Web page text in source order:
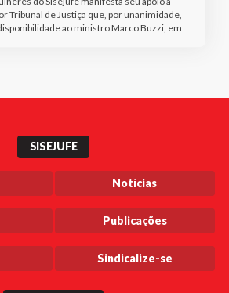
Tribunal de Justiça que, por unanimidade,
ao ministro Marco Buzzi, em
SISEJUFE
Notícias
Publicações
Sindicalize-se